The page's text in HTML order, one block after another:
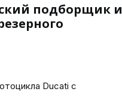
подборщик и
Ducati с